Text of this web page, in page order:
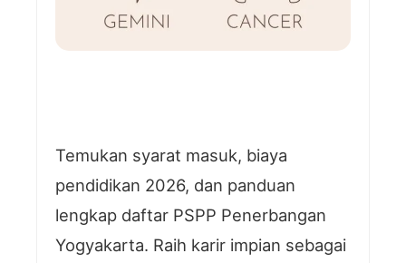
Temukan syarat masuk, biaya
pendidikan 2026, dan panduan
lengkap daftar PSPP Penerbangan
Yogyakarta. Raih karir impian sebagai